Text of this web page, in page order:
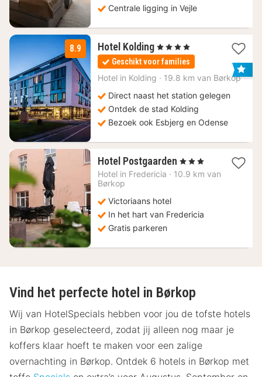
Centrale ligging in Vejle
8.9 Hotel Kolding 1
nacht
vanaf
101,66
, 4 Sterren
Geschikt voor families
Hotel in Kolding · 19.8 km van Børkop
Direct naast het station gelegen
Ontdek de stad Kolding
Bezoek ook Esbjerg en Odense
Hotel Postgaarden 1
nacht
, 3 Sterren
Hotel in Fredericia · 10.9 km van
Børkop
Victoriaans hotel
In het hart van Fredericia
Gratis parkeren
Vind het perfecte hotel in Børkop
Wij van HotelSpecials hebben voor jou de tofste hotels
in Børkop geselecteerd, zodat jij alleen nog maar je
koffers klaar hoeft te maken voor een zalige
overnachting in Børkop. Ontdek 6 hotels in Børkop met